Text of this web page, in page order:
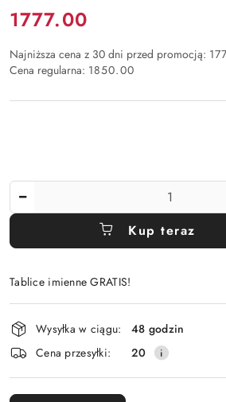
Cena:
1777.00
Najniższa cena z 30 dni przed promocją:
Cena regularna: 1850.00
Kup teraz
Tablice imienne GRATIS!
Wyślij
Dostępność
i
dostawa
Wysyłka w ciągu:
48 godzin
Cena przesyłki:
20